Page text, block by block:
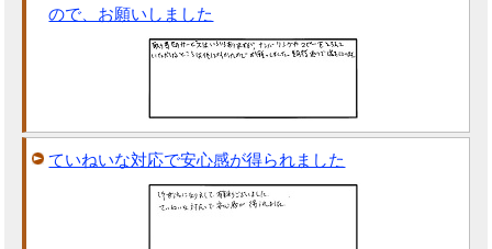
ので、お願いしました
ていねいな対応で安心感が得られました